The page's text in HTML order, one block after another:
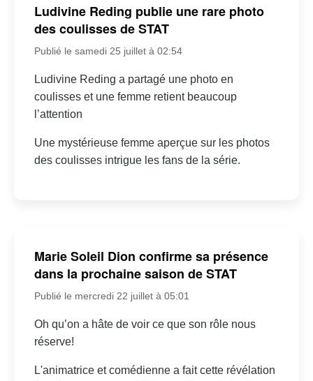
Ludivine Reding publie une rare photo
des coulisses de STAT
Publié le samedi 25 juillet à 02:54
Ludivine Reding a partagé une photo en
coulisses et une femme retient beaucoup
l’attention
Une mystérieuse femme aperçue sur les photos
des coulisses intrigue les fans de la série.
Marie Soleil Dion confirme sa présence
dans la prochaine saison de STAT
Publié le mercredi 22 juillet à 05:01
Oh qu’on a hâte de voir ce que son rôle nous
réserve!
L'animatrice et comédienne a fait cette révélation